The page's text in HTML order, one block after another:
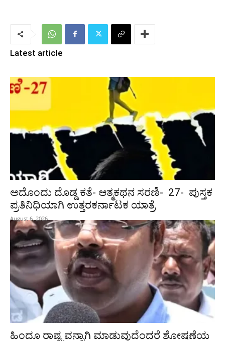
Latest article
ಅದೊಂದು ದೊಡ್ಡ ಕತೆ- ಆತ್ಮಕಥನ ಸರಣಿ- 27- ಪುಸ್ತಕ
ಪ್ರತಿನಿಧಿಯಾಗಿ ಉತ್ತರಕರ್ನಾಟಕ ಯಾತ್ರೆ
August 6, 2026
ಹಿಂದೂ ರಾಷ್ಟ್ರವನ್ನಾಗಿ ಮಾಡುವುದೆಂದರೆ ಶೋಷಣೆಯ